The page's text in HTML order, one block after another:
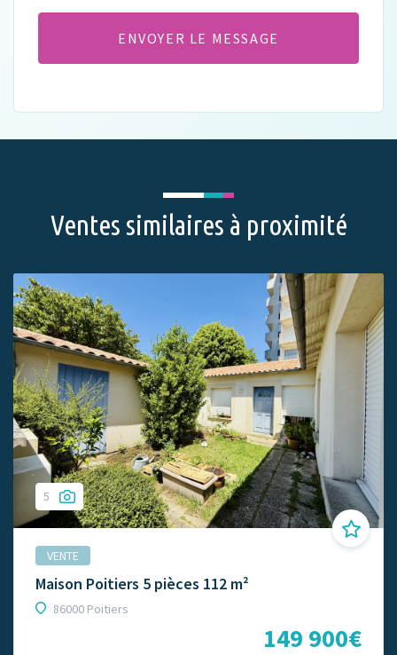
Ventes similaires à proximité
5
VENTE
Maison Poitiers 5 pièces 112 m²
86000 Poitiers
149 900€